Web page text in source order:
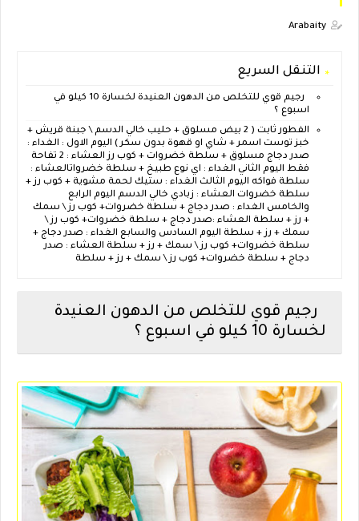
Arabaity
التنقل السريع
رجيم قوي للتخلص من الدهون العنيدة لخسارة 10 كيلو في
اسبوع ؟
الفطور ثابت ( 2 بيض مسلوق + حليب خالي الدسم \ جبنة قريش +
خبز توست اسمر + شاي او قهوة بدون سكر ) اليوم الاول : الغداء :
صدر دجاج مسلوق + سلطة خضروات + كوب رز العشاء : 2 تفاحة
فقط اليوم الثاني الغداء : اي نوع طبيخ + سلطة خضرواتالعشاء :
سلطة فواكه اليوم الثالث الغداء : ستيك لحمة مشوية + كوب رز +
سلطة خضروات العشاء : زبادي خالي الدسم اليوم الرابع
والخامس الغداء : صدر دجاج + سلطة خضروات+ كوب رز \ سمك
+ رز + سلطة العشاء :صدر دجاج + سلطة خضروات+ كوب رز \
سمك + رز + سلطة اليوم السادس والسابع الغداء : صدر دجاج +
سلطة خضروات+ كوب رز \ سمك + رز + سلطة العشاء : صدر
دجاج + سلطة خضروات+ كوب رز \ سمك + رز + سلطة
رجيم قوي للتخلص من الدهون العنيدة
لخسارة 10 كيلو في اسبوع ؟